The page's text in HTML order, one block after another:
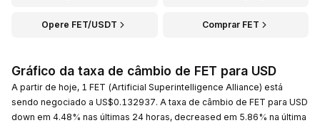
Opere FET/USDT Comprar FET
Gráfico da taxa de câmbio de FET para USD
A partir de hoje, 1 FET (Artificial Superintelligence Alliance) está
sendo negociado a US$0.132937. A taxa de câmbio de FET para USD
down em 4.48% nas últimas 24 horas, decreased em 5.86% na última